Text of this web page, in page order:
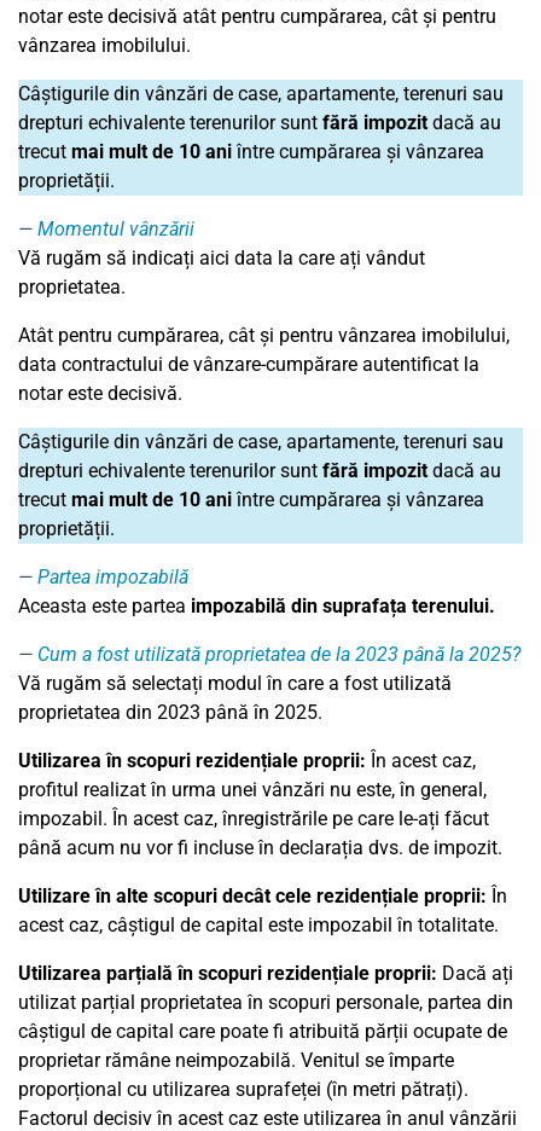
notar este decisivă atât pentru cumpărarea, cât și pentru
vânzarea imobilului.
Câștigurile din vânzări de case, apartamente, terenuri sau
drepturi echivalente terenurilor sunt fără impozitdacă au
trecut mai mult de 10 aniîntre cumpărarea și vânzarea
proprietății.
Momentul vânzării
Vă rugăm să indicați aici data la care ați vândut
proprietatea.
Atât pentru cumpărarea, cât și pentru vânzarea imobilului,
data contractului de vânzare-cumpărare autentificat la
notar este decisivă.
Câștigurile din vânzări de case, apartamente, terenuri sau
drepturi echivalente terenurilor sunt fără impozitdacă au
trecut mai mult de 10 aniîntre cumpărarea și vânzarea
proprietății.
Partea impozabilă
Aceasta este partea impozabilă din suprafața terenului.
Cum a fost utilizată proprietatea de la 2023 până la 2025?
Vă rugăm să selectați modul în care a fost utilizată
proprietatea din 2023 până în 2025.
Utilizarea în scopuri rezidențiale proprii: În acest caz,
profitul realizat în urma unei vânzări nu este, în general,
impozabil. În acest caz, înregistrările pe care le-ați făcut
până acum nu vor fi incluse în declarația dvs. de impozit.
Utilizare în alte scopuri decât cele rezidențiale proprii: În
acest caz, câștigul de capital este impozabil în totalitate.
Utilizarea parțială în scopuri rezidențiale proprii: Dacă ați
utilizat parțial proprietatea în scopuri personale, partea din
câștigul de capital care poate fi atribuită părții ocupate de
proprietar rămâne neimpozabilă. Venitul se împarte
proporțional cu utilizarea suprafeței (în metri pătrați).
Factorul decisiv în acest caz este utilizarea în anul vânzării